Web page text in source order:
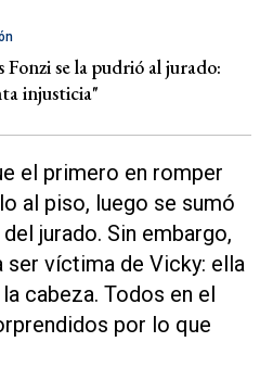
Fonzi se la pudrió al jurado:
injusticia"
el primero en romper
al piso, luego se sumó
jurado. Sin embargo,
ser víctima de Vicky: ella
cabeza. Todos en el
por lo que